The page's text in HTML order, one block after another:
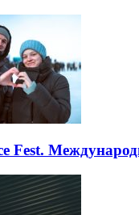
Fest.